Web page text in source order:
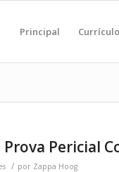
Principal
Prova Pericial
/ por Zappa Hoog